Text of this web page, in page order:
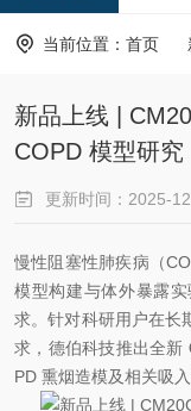
当前位置： 首页
新品上线 |
COPD 模型研究
更新时间：2025-
慢性阻塞性肺疾病（
模型构建与体外暴露
求。针对科研用户在长
求，德伯科技推出全新
PD 熏烟造模及相关吸入